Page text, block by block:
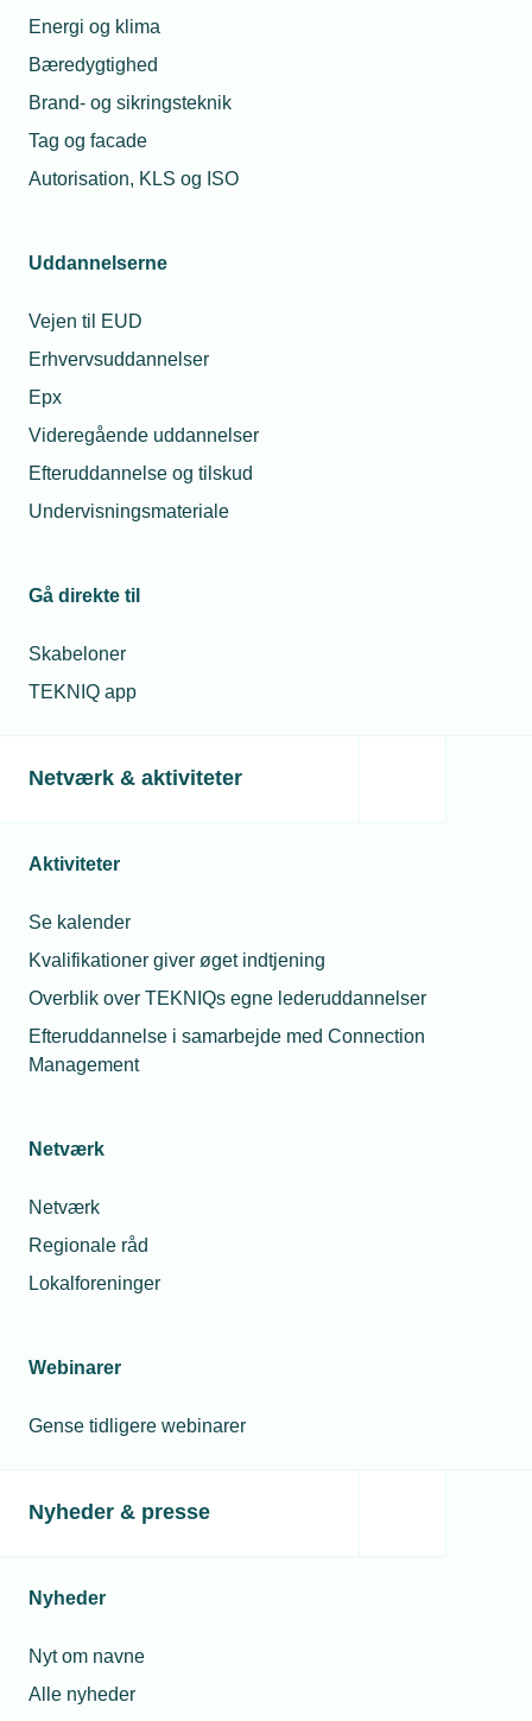
Energi og klima
Bæredygtighed
Brand- og sikringsteknik
Tag og facade
Autorisation, KLS og ISO
Uddannelserne
Vejen til EUD
Erhvervsuddannelser
Epx
Videregående uddannelser
Efteruddannelse og tilskud
Undervisningsmateriale
Gå direkte til
Skabeloner
TEKNIQ app
Netværk & aktiviteter
Aktiviteter
Se kalender
Kvalifikationer giver øget indtjening
Overblik over TEKNIQs egne lederuddannelser
Efteruddannelse i samarbejde med Connection
Management
Netværk
Netværk
Regionale råd
Lokalforeninger
Webinarer
Gense tidligere webinarer
Nyheder & presse
Nyheder
Nyt om navne
Alle nyheder